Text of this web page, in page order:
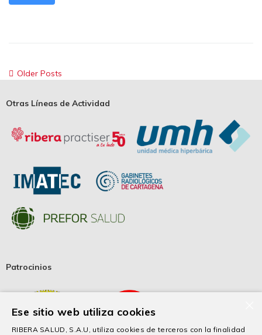
Older Posts
Otras Líneas de Actividad
Patrocinios
Ese sitio web utiliza cookies
RIBERA SALUD, S.A.U, utiliza cookies de terceros con la finalidad